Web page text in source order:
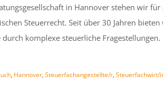
in Hannover stehen wir
Steuerrecht. Seit über 30 Jahren
komplexe steuerliche Fragestellungen.
, Hannover, Steuerfachangestellte/r, Steuerfachwirt/